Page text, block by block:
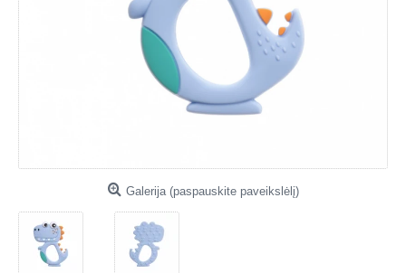
Galerija (paspauskite paveikslėlį)